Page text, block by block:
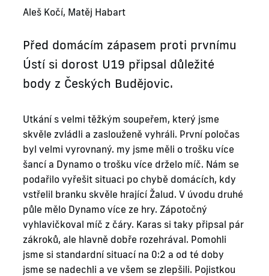
Aleš Kočí, Matěj Habart
Před domácím zápasem proti prvnímu
Ústí si dorost U19 připsal důležité
body z Českých Budějovic.
Utkání s velmi těžkým soupeřem, který jsme
skvěle zvládli a zaslouženě vyhráli. První poločas
byl velmi vyrovnaný. my jsme měli o trošku více
šancí a Dynamo o trošku více drželo míč. Nám se
podařilo vyřešit situaci po chybě domácích, kdy
vstřelil branku skvěle hrající Žalud. V úvodu druhé
půle mělo Dynamo více ze hry. Zápotočný
vyhlavičkoval míč z čáry. Karas si taky připsal pár
zákroků, ale hlavně dobře rozehrával. Pomohli
jsme si standardní situací na 0:2 a od té doby
jsme se nadechli a ve všem se zlepšili. Pojistkou